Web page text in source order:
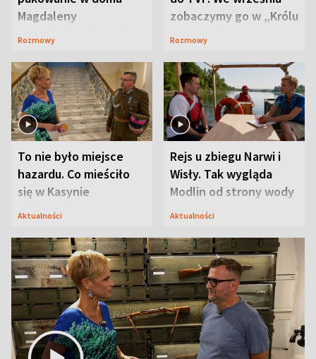
Magdaleny
Waligórskiej-Lisieckiej.
Rozmowy
zobaczymy go w „Królu
Maciusiu I”
Rozmowy
To nie było miejsce
hazardu. Co mieściło
się w Kasynie
Oficerskim?
Aktualności
Rejs u zbiegu Narwi i
Wisły. Tak wygląda
Modlin od strony wody
Aktualności